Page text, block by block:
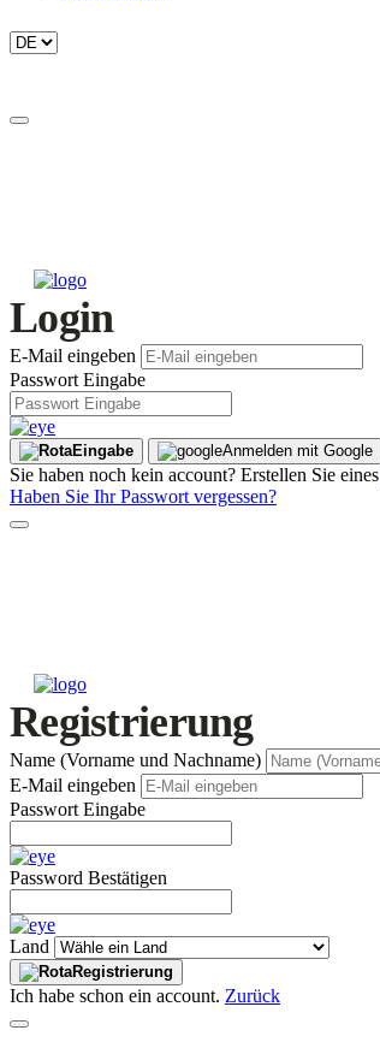
Login
E-Mail eingeben
Passwort Eingabe
Eingabe Anmelden mit Google
Sie haben noch kein account? Erstellen Sie eines
Haben Sie Ihr Passwort vergessen?
Registrierung
Name (Vorname und Nachname)
E-Mail eingeben
Passwort Eingabe
Password Bestätigen
Land
Registrierung
Ich habe schon ein account. Zurück